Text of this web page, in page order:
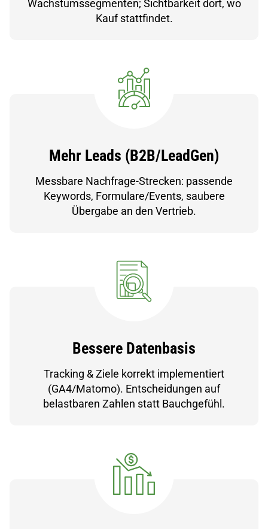
Wachstumssegmenten; Sichtbarkeit dort, wo
Kauf stattfindet.
Mehr Leads (B2B/LeadGen)
Messbare Nachfrage-Strecken: passende
Keywords, Formulare/Events, saubere
Übergabe an den Vertrieb.
Bessere Datenbasis
Tracking & Ziele korrekt implementiert
(GA4/Matomo). Entscheidungen auf
belastbaren Zahlen statt Bauchgefühl.